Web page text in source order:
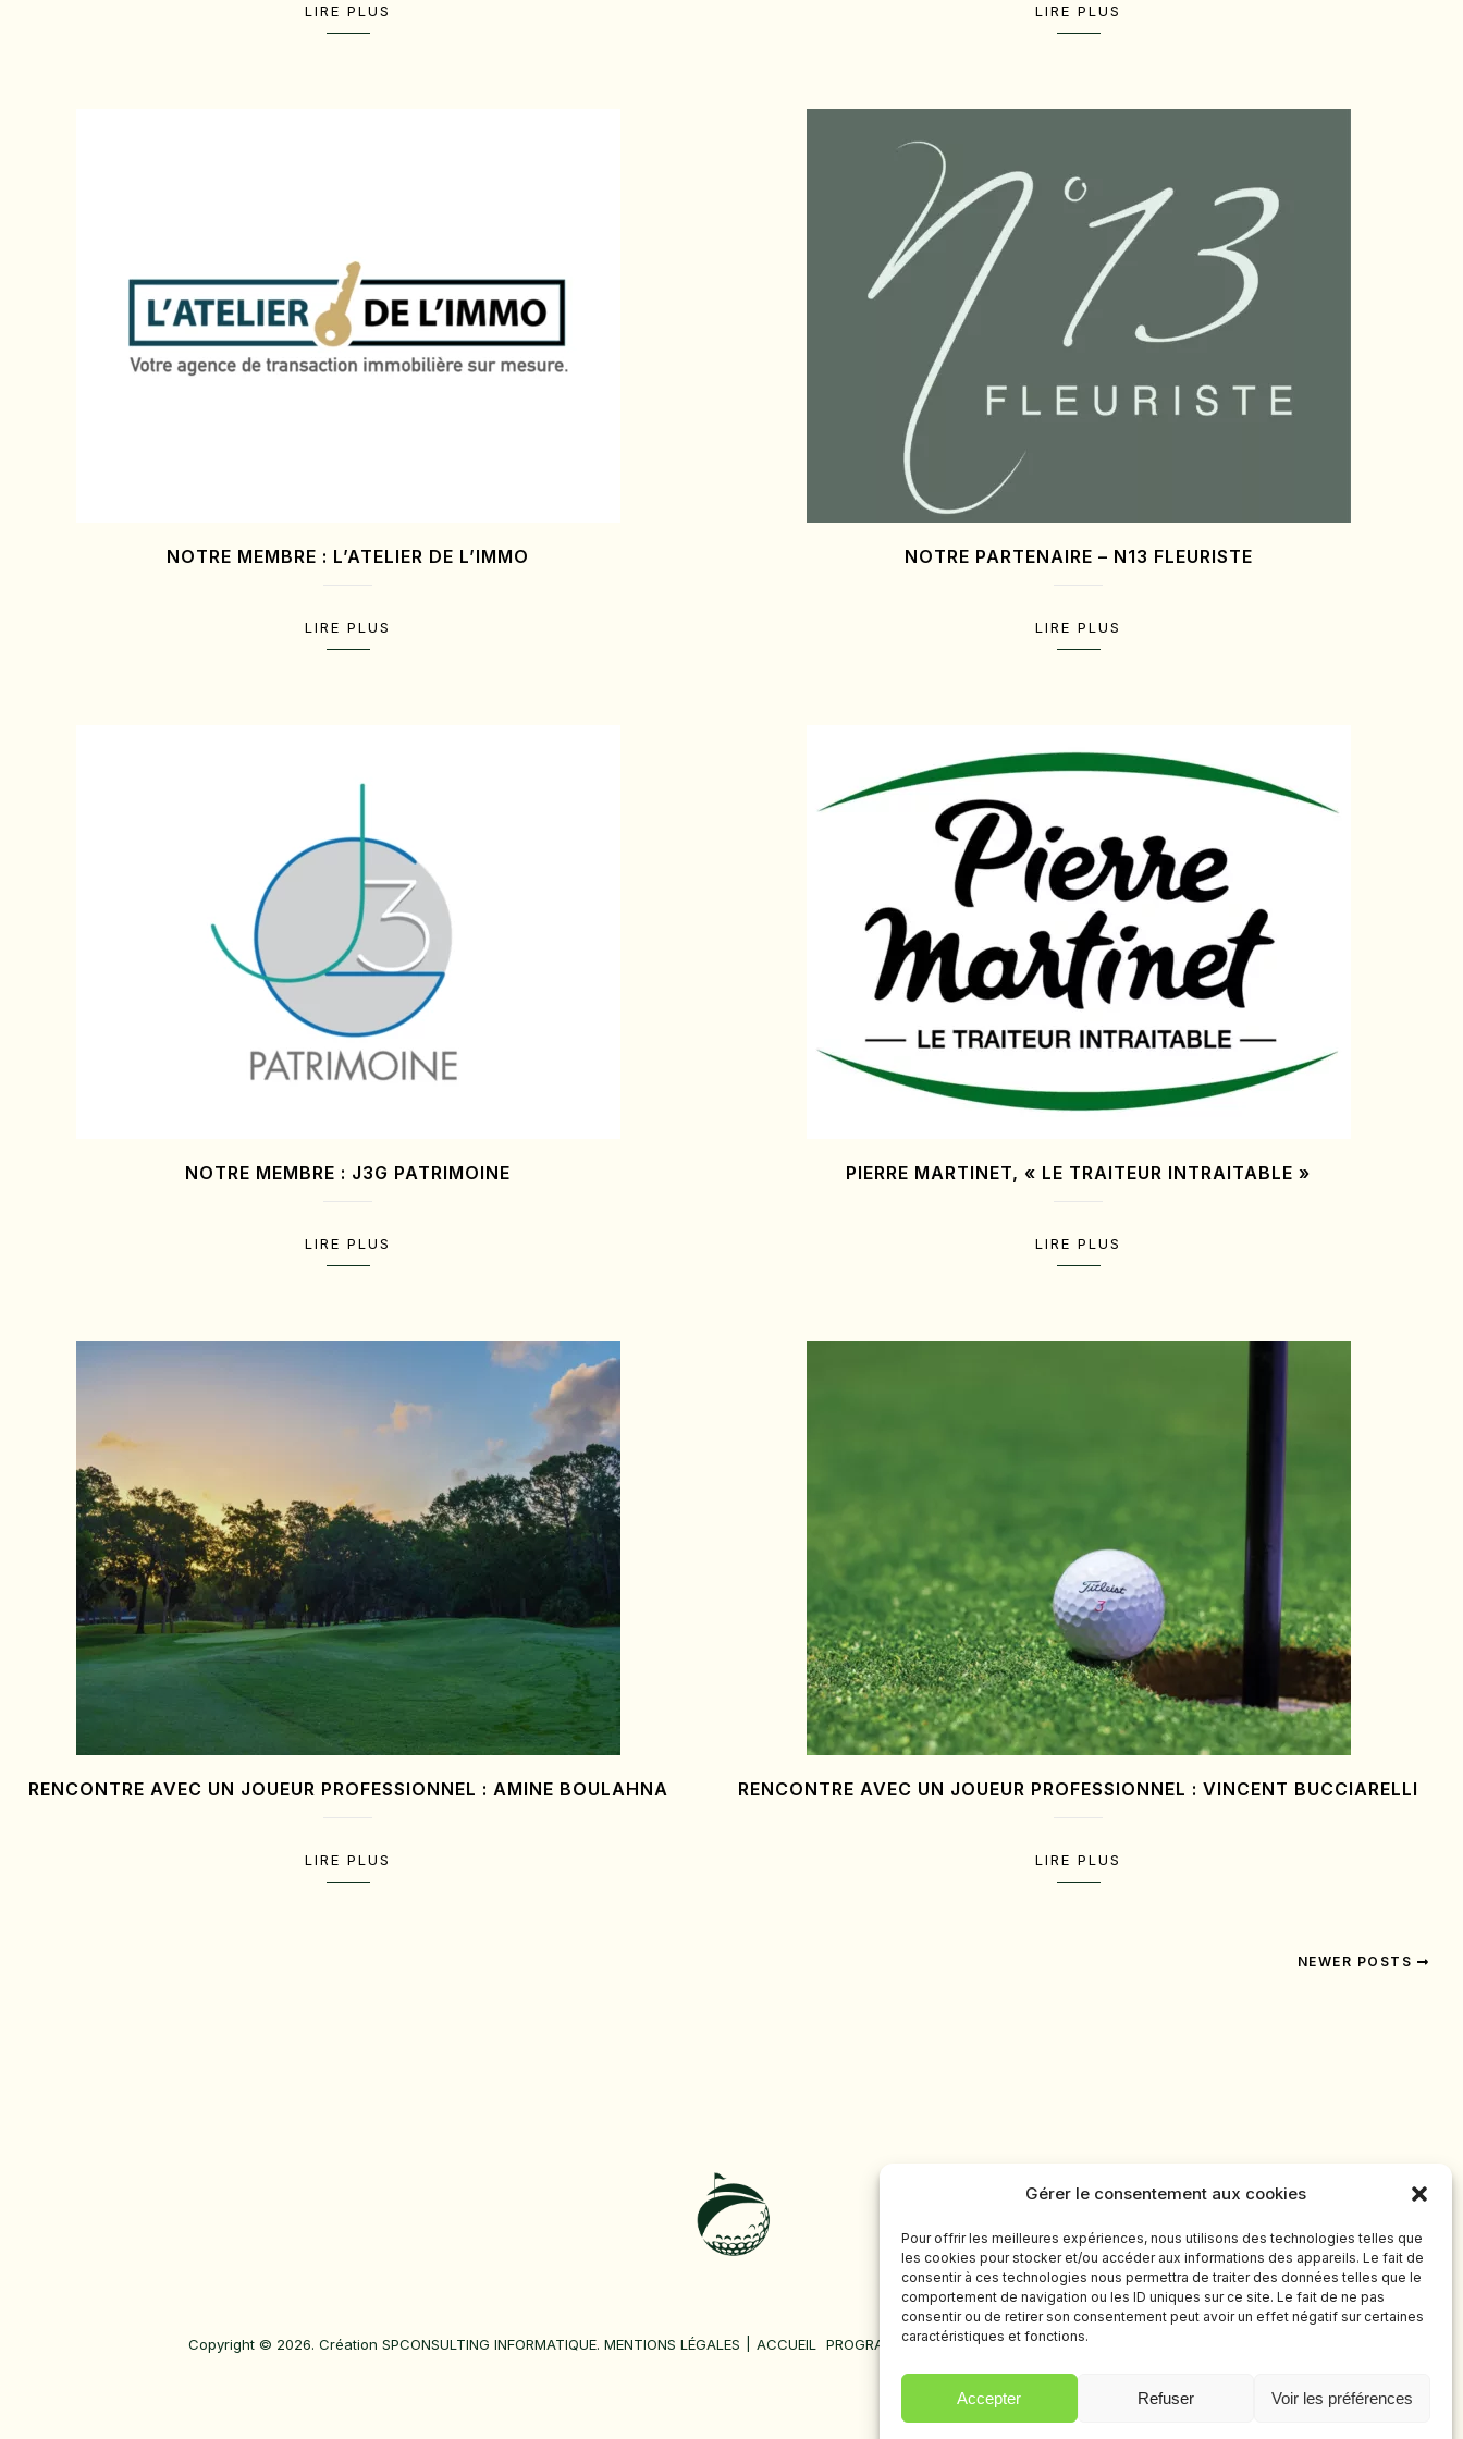
Gérer le consentement aux cookies
Pour offrir les meilleures expériences, nous utilisons des technologies telles que
les cookies pour stocker et/ou accéder aux informations des appareils. Le fait de
consentir à ces technologies nous permettra de traiter des données telles que le
comportement de navigation ou les ID uniques sur ce site. Le fait de ne pas
consentir ou de retirer son consentement peut avoir un effet négatif sur certaines
caractéristiques et fonctions.
Accepter Refuser Voir les préférences
LIRE PLUS LIRE PLUS
NOTRE MEMBRE : L’ATELIER DE L’IMMO
LIRE PLUS
NOTRE PARTENAIRE – N13 FLEURISTE
LIRE PLUS
NOTRE MEMBRE : J3G PATRIMOINE
LIRE PLUS
PIERRE MARTINET, « LE TRAITEUR INTRAITABLE »
LIRE PLUS
RENCONTRE AVEC UN JOUEUR PROFESSIONNEL : AMINE BOULAHNA
LIRE PLUS
RENCONTRE AVEC UN JOUEUR PROFESSIONNEL : VINCENT BUCCIARELLI
LIRE PLUS
NEWER POSTS
Copyright © 2026. Création SPCONSULTING INFORMATIQUE. MENTIONS LÉGALES ACCUEIL PROGRAMME COMPETITION PRO-AM